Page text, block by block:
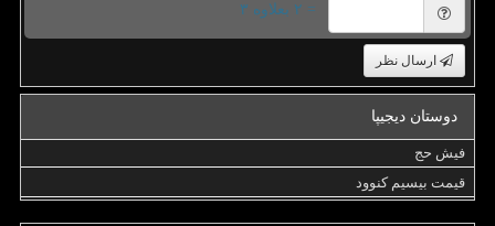
= ۲ بعلاوه ۳
ارسال نظر
دوستان دیجیپا
فیش حج
قیمت بیسیم کنوود